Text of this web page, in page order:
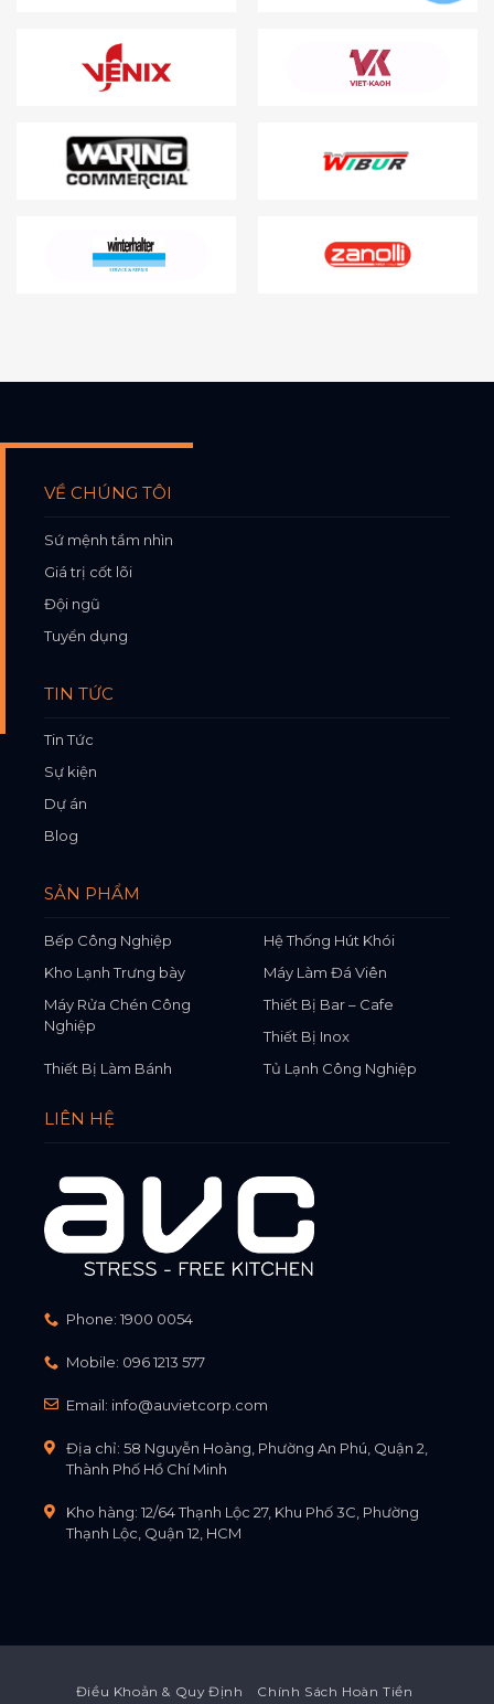
VỀ CHÚNG TÔI
Sứ mệnh tầm nhìn
Giá trị cốt lõi
Đội ngũ
Tuyển dụng
TIN TỨC
Tin Tức
Sự kiện
Dự án
Blog
SẢN PHẨM
Bếp Công Nghiệp
Hệ Thống Hút Khói
Kho Lạnh Trưng bày
Máy Làm Đá Viên
Máy Rửa Chén Công
Nghiệp
Thiết Bị Bar – Cafe
Thiết Bị Inox
Thiết Bị Làm Bánh
Tủ Lạnh Công Nghiệp
LIÊN HỆ
Phone: 1900 0054
Mobile: 096 1213 577
Email: info@auvietcorp.com
Địa chỉ: 58 Nguyễn Hoàng, Phường An Phú, Quận 2,
Thành Phố Hồ Chí Minh
Kho hàng: 12/64 Thạnh Lộc 27, Khu Phố 3C, Phường
Thạnh Lộc, Quận 12, HCM
Điều Khoản & Quy Định Chính Sách Hoàn Tiền